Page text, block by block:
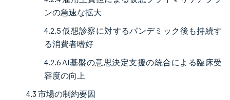
ンの急速な拡大
4.2.5 仮想診察に対するパンデミック後も持続す
る消費者嗜好
4.2.6 AI基盤の意思決定支援の統合による臨床受
容度の向上
4.3 市場の制約要因